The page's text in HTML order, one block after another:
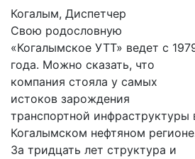
Когалым, Диспетчер
Свою родословную
«Когалымское УТТ» ведет с
года. Можно сказать, что
компания стояла у самых
истоков зарождения
транспортной инфраструктуры
Когалымском нефтяном
За тридцать лет структура и